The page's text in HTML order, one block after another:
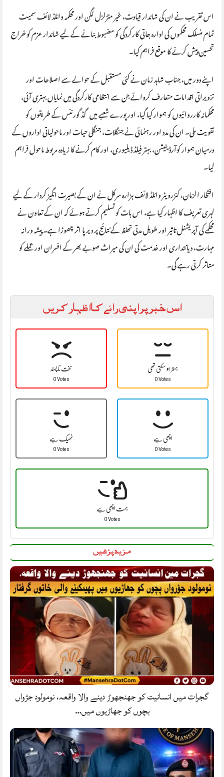
اس تقریب نے ان کی شاندار قیادت، غیر متزلزل لگن اور محکمہ وائلڈ لائف سمیت
تمام منسلک محکموں کی ادارہ جاتی کارکردگی کو مضبوط بنانے کے لیے شاندار عزم کو خراج
تحسین پیش کرنے کا موقع فراہم کیا۔
اپنے دور میں، جناب شاہد زمان نے کئی مستقبل کے حوالے سے اصلاحات اور
تزویراتی اقدامات متعارف کروائے جن سے انتظامی کارکردگی میں نمایاں بہتری آئی،
محکمانہ کارروائیوں کو ہموار کیا گیا، اور پورے شعبے میں گڈ گورننس کے طریقوں کو
تقویت ملی۔ ان کی مدد اور رہنمائی نے جنگلات، جنگلی حیات اور ماحولیاتی اداروں کے
درمیان ہموار کوآرڈینیشن، بہتر فیلڈ ڈیلیوری، اور کام کرنے کا زیادہ مربوط ماحول فراہم
کیا۔
افتخار الزمان، کنزرویٹر وائلڈ لائف ہزارہ سرکل نے ان کے بصیرت انگیز کردار کے لیے
گہری تعریف کا اظہار کیا ہے، اس بات کو تسلیم کرتے ہوئے کہ ان کے تعاون نے
محکمے کی آپریشنل تاثیر اور طویل مدتی تحفظ کے نتائج پر دیرپا اثر چھوڑا ہے۔ پیشہ ورانہ
مہارت، دیانتداری اور خدمت کی ان کی میراث صوبے بھر کے افسران اور عملے کو
متاثر کرتی رہے گی۔
اس خبر پر اپنی رائے کا اظہار کریں
سخت نا پسند
0 Votes
بہتر ہو سکتی تھی
0 Votes
ٹھیک ہے
0 Votes
اچھی ہے
0 Votes
بہت اچھی ہے
0 Votes
مزید پڑھیں
گجرات میں انسانیت کو جھنجھوڑ دینے والا واقعہ، نومولود جڑواں
بچوں کو جھاڑیوں میں…